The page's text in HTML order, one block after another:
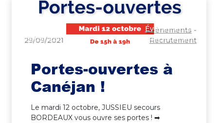
29/09/2021
Évènements-
Recrutement
Portes-ouvertes à
Canéjan !
Le mardi 12 octobre, JUSSIEU secours
BORDEAUX vous ouvre ses portes ! ➡